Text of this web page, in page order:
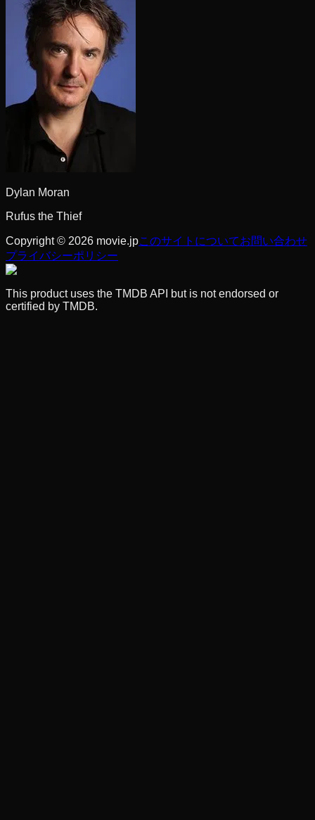
Dylan Moran
Rufus the Thief
Copyright © 2026 movie.jpこのサイトについてお問い合わせ
プライバシーポリシー
This product uses the TMDB API but is not endorsed or
certified by TMDB.